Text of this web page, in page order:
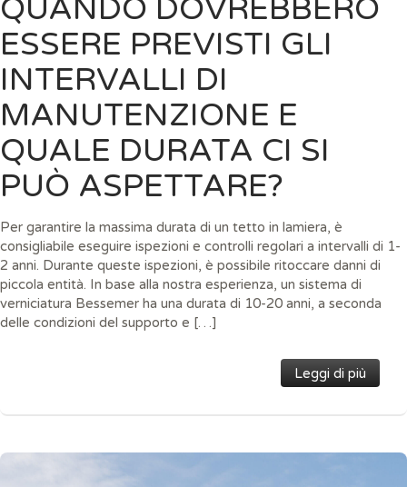
QUANDO DOVREBBERO
ESSERE PREVISTI GLI
INTERVALLI DI
MANUTENZIONE E
QUALE DURATA CI SI
PUÒ ASPETTARE?
Per garantire la massima durata di un tetto in lamiera, è
consigliabile eseguire ispezioni e controlli regolari a intervalli di 1-
2 anni. Durante queste ispezioni, è possibile ritoccare danni di
piccola entità. In base alla nostra esperienza, un sistema di
verniciatura Bessemer ha una durata di 10-20 anni, a seconda
delle condizioni del supporto e […]
Leggi di più